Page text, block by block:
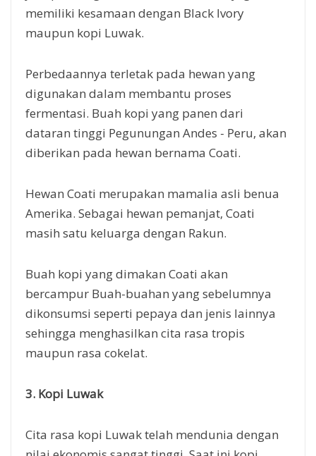
memiliki kesamaan dengan Black Ivory
maupun kopi Luwak.
Perbedaannya terletak pada hewan yang
digunakan dalam membantu proses
fermentasi. Buah kopi yang panen dari
dataran tinggi Pegunungan Andes - Peru, akan
diberikan pada hewan bernama Coati.
Hewan Coati merupakan mamalia asli benua
Amerika. Sebagai hewan pemanjat, Coati
masih satu keluarga dengan Rakun.
Buah kopi yang dimakan Coati akan
bercampur Buah-buahan yang sebelumnya
dikonsumsi seperti pepaya dan jenis lainnya
sehingga menghasilkan cita rasa tropis
maupun rasa cokelat.
3. Kopi Luwak
Cita rasa kopi Luwak telah mendunia dengan